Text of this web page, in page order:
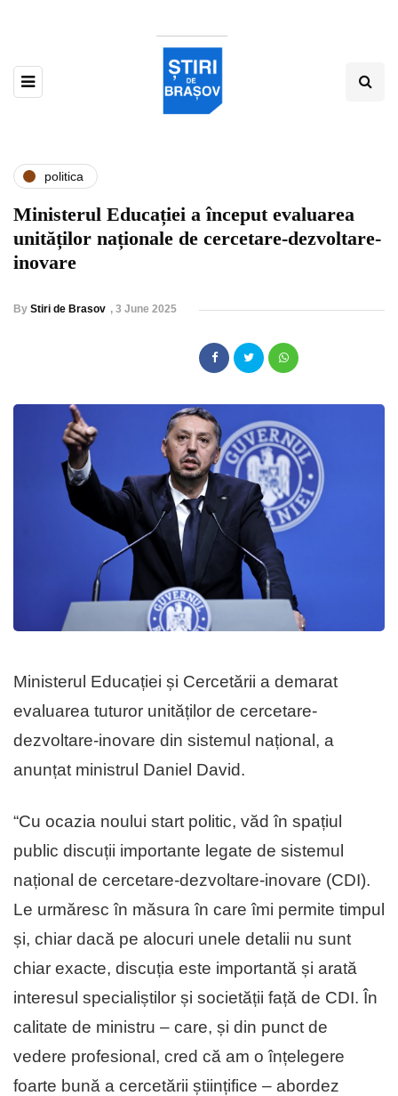
politica
Ministerul Educației a început evaluarea
unităților naționale de cercetare-dezvoltare-
inovare
By Stiri de Brasov , 3 June 2025
Ministerul Educației și Cercetării a demarat
evaluarea tuturor unităților de cercetare-
dezvoltare-inovare din sistemul național, a
anunțat ministrul Daniel David.
“Cu ocazia noului start politic, văd în spațiul
public discuții importante legate de sistemul
național de cercetare-dezvoltare-inovare (CDI).
Le urmăresc în măsura în care îmi permite timpul
și, chiar dacă pe alocuri unele detalii nu sunt
chiar exacte, discuția este importantă și arată
interesul specialiștilor și societății față de CDI. În
calitate de ministru – care, și din punct de
vedere profesional, cred că am o înțelegere
foarte bună a cercetării științifice – abordez